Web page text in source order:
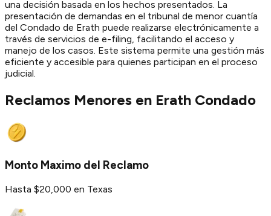
una decisión basada en los hechos presentados. La
presentación de demandas en el tribunal de menor cuantía
del Condado de Erath puede realizarse electrónicamente a
través de servicios de e-filing, facilitando el acceso y
manejo de los casos. Este sistema permite una gestión más
eficiente y accesible para quienes participan en el proceso
judicial.
Reclamos Menores en Erath Condado
Monto Maximo del Reclamo
Hasta $20,000 en Texas